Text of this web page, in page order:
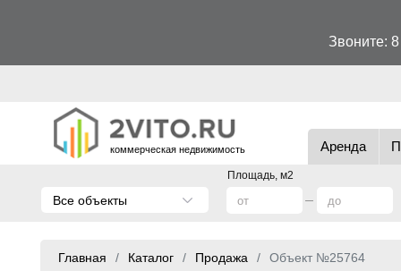
Звоните:
коммерческая недвижимость Аренда
Площадь, м2
Все объекты
Главная Каталог Продажа Объект №25764